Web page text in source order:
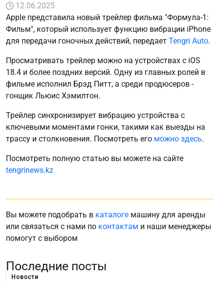
12.06.2025
Apple представила новый трейлер фильма "Формула-1:
Фильм", который использует функцию вибрации iPhone
для передачи гоночных действий, передает Tengri Auto.
Просматривать трейлер можно на устройствах с iOS
18.4 и более поздних версий. Одну из главных ролей в
фильме исполнил Брэд Питт, а среди продюсеров -
гонщик Льюис Хэмилтон.
Трейлер синхронизирует вибрацию устройства с
ключевыми моментами гонки, такими как выезды на
трассу и столкновения. Посмотреть его можно здесь.
Посмотреть полную статью вы можете на сайте
tengrinews.kz
Вы можете подобрать в каталоге машину для аренды
или связаться с нами по контактам и наши менеджеры
помогут с выбором
Последние посты
Новости